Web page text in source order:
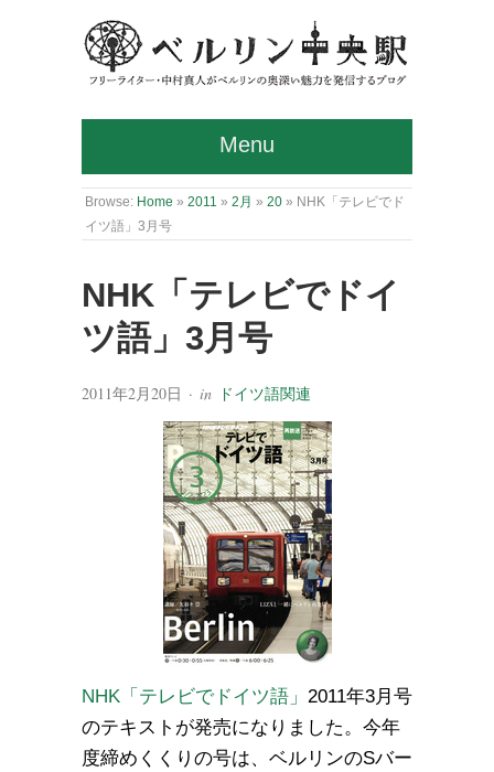
Menu
Browse: Home » 2011 » 2月 » 20 » NHK「テレビでド
イツ語」3月号
NHK「テレビでドイ
ツ語」3月号
2011年2月20日 · in ドイツ語関連
NHK「テレビでドイツ語」 2011年3月号
のテキストが発売になりました。今年
度締めくくりの号は、ベルリンのSバー